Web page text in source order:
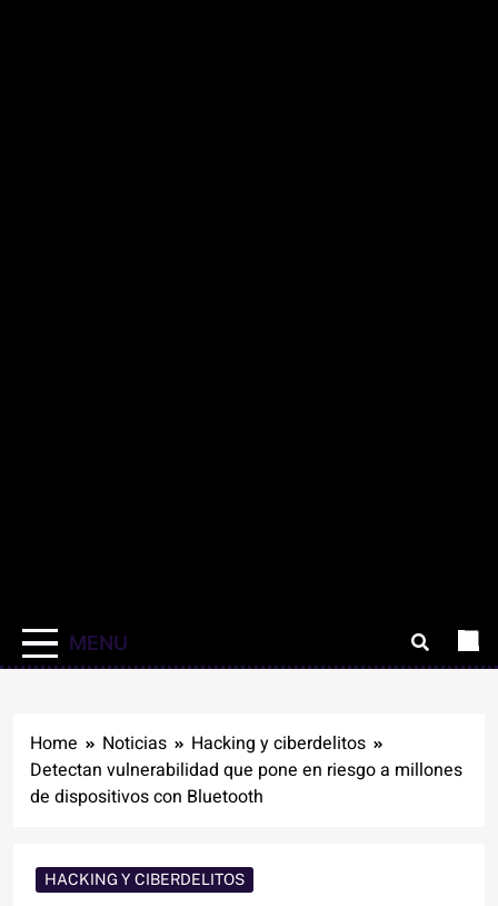
MENU
Home Noticias
Hacking y ciberdelitos
Detectan vulnerabilidad que pone en riesgo a millones
de dispositivos con Bluetooth
HACKING Y CIBERDELITOS